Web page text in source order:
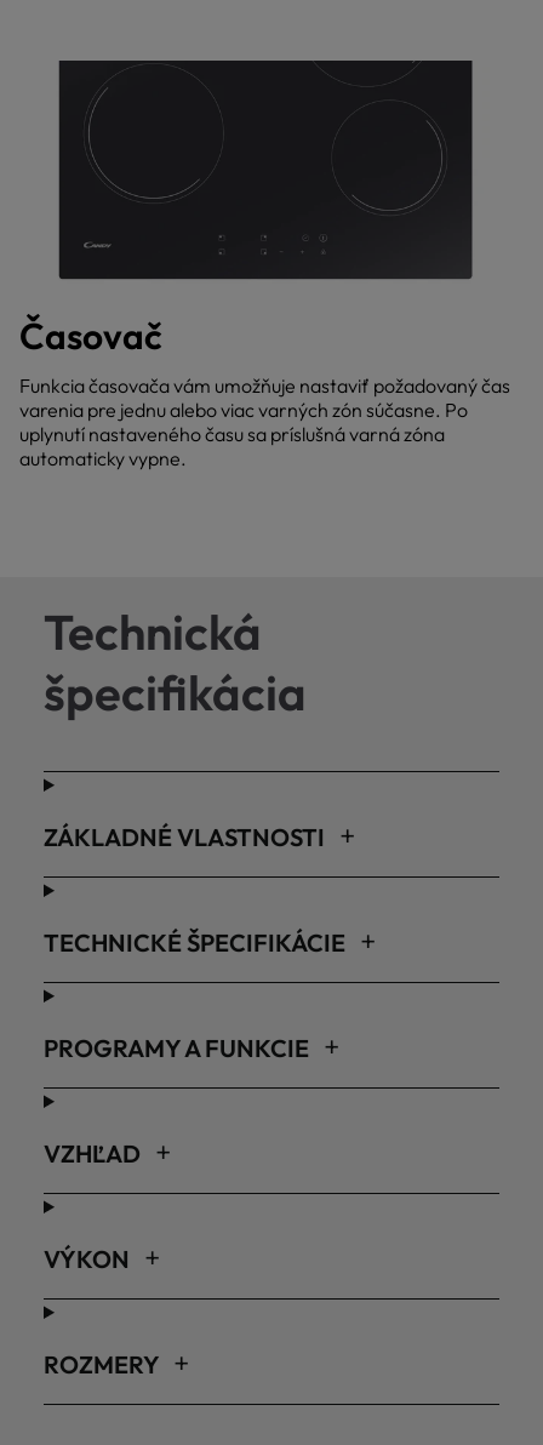
Časovač
Funkcia časovača vám umožňuje nastaviť požadovaný čas
varenia pre jednu alebo viac varných zón súčasne. Po
uplynutí nastaveného času sa príslušná varná zóna
automaticky vypne.
Technická
špecifikácia
ZÁKLADNÉ VLASTNOSTI
TECHNICKÉ ŠPECIFIKÁCIE
PROGRAMY A FUNKCIE
VZHĽAD
VÝKON
ROZMERY